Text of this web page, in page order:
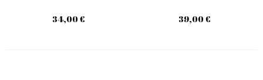
34,00 € 39,00 €